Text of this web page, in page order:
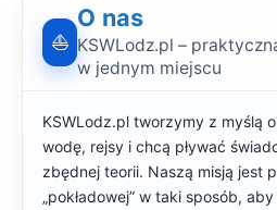
⛵
O nas
KSWLodz.pl –
w jednym miejscu
KSWLodz.pl tworzymy z myślą
wodę, rejsy i chcą pływać
zbędnej teorii. Naszą misją jest
„pokładowej” w taki sposób,